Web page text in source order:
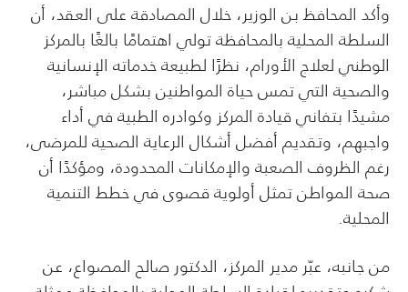
وأكد المحافظ بن الوزير، خلال المصادقة على العقد، أن
السلطة المحلية بالمحافظة تولي اهتمامًا بالغًا بالمركز
الوطني لعلاج الأورام، نظرًا لطبيعة خدماته الإنسانية
والصحية التي تمس حياة المواطنين بشكل مباشر،
مشيدًا بتفاني قيادة المركز وكوادره الطبية في أداء
واجبهم، وتقديم أفضل أشكال الرعاية الصحية للمرضى،
رغم الظروف الصعبة والإمكانات المحدودة، ومؤكدًا أن
صحة المواطن تمثل أولوية قصوى في خطط التنمية
المحلية.
من جانبه، عبّر مدير المركز، الدكتور صالح المصواع، عن